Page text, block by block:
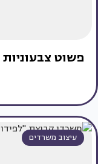
פשוט צבעוניות
עיצוב משרדים